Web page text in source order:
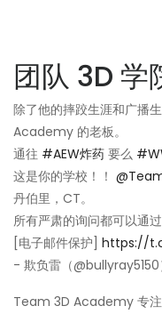
团队 3D 学
除了他的摔跤生涯和广播
Academy 的老板。
通往 #AEW炸药 要么
这是你的学校！！
丹伯里，CT。
所有严肃的询问都可以通
[电子邮件保护] https://
- 欺负雷（@bullyray5150
Team 3D Academy 专注